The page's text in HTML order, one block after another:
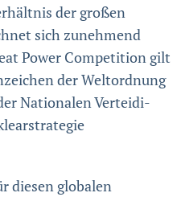
der großen
sich zunehmend
Power Competition gilt
der Welt­ord­nung
Nationalen Verteidi­
diesen globalen